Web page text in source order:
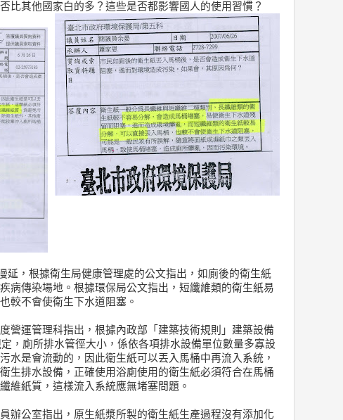
比其他國家白的多？這些是否都影響國人的使用習慣？
延，根據衛生局健康管理處的公文指出，如廁後的衛生紙
病傳染場地。根據環保局公文指出，短纖維類的衛生紙易
較不會使衛生下水道阻塞。
營運管理科指出，根據內政部「建築技術規則」建築設備
，廁所排水管徑大小，係依各項排水設備單位數量多寡設
水是會流動的，因此衛生紙可以丟入馬桶中再流入系統，
生排水設備，正確使用浴廁使用的衛生紙必須符合在馬桶
維紙質，這樣流入系統應無堵塞問題。
辦公室指出，原生紙漿所製的衛生紙生產過程沒有添加化